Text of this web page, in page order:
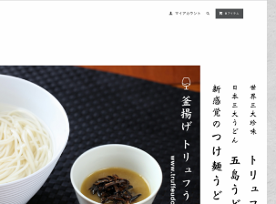
然魚の、美味しさと力を全国にお届けしたいと思い